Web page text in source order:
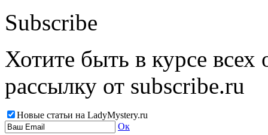
Subscribe
Хотите быть в курсе
рассылку от subscribe.ru
Новые статьи на LadyMystery.ru
Ок